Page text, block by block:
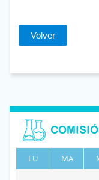
Volver